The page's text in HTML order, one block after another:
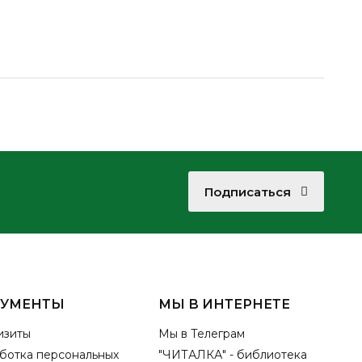
Подписаться
персональных
МЫ В ИНТЕРНЕТЕ
Мы в Телеграм
"ЧИТАЛКА" - библиотека